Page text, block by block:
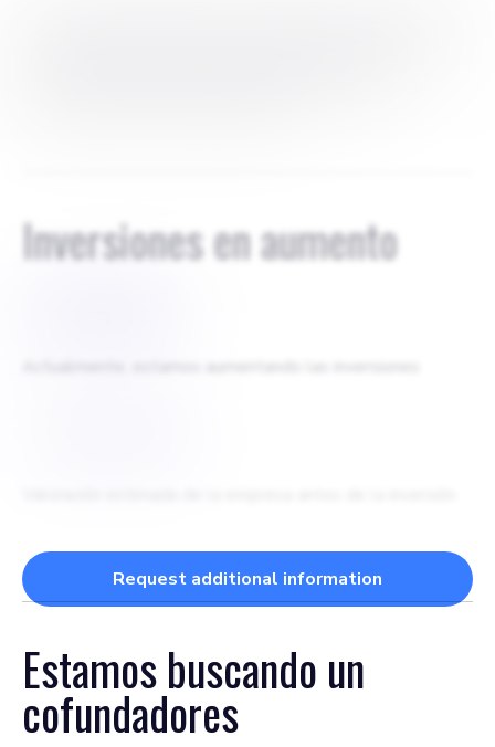
Inversiones en aumento
Request additional information
Estamos buscando un
cofundadores